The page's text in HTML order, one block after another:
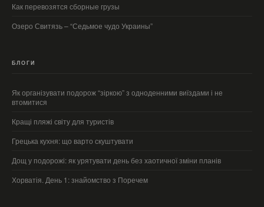
Как перевозятся сборные грузы
Озеро Свитязь – “Седьмое чудо Украины”
БЛОГИ
Як організувати подорож “зіркою” з одноденними виїздами і не
втомитися
Кращі пляжі світу для туристів
Грецька кухня: що варто скуштувати
Дощ у подорожі: як урятувати день без хаотичної зміни планів
Хорватія. День 1: знайомство з Поречем